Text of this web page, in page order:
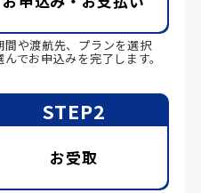
間や渡航先、プランを選択
でお申込みを完了します。
STEP2
お受取